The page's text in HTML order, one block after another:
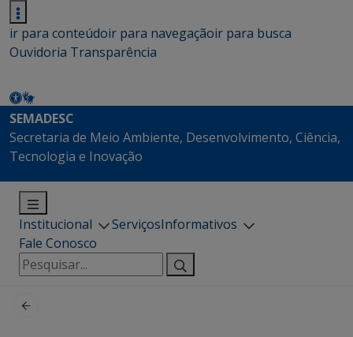
ir para conteúdoir para navegaçãoir para busca
Ouvidoria Transparência
SEMADESC
Secretaria de Meio Ambiente, Desenvolvimento, Ciência,
Tecnologia e Inovação
Institucional ServiçosInformativos
Fale Conosco
Pesquisar
por: